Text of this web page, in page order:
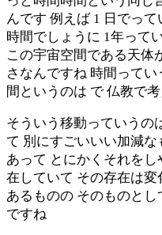
んです 例えば 1 日でっ
時間でしょうに 1年って
この宇宙空間である天体
さなんですね 時間って
間というのは で 仏教で
そういう移動っていうの
て 別にすごいいい加減
あって とにかくそれを
在していて その存在は
あるものの そのものと
ですね